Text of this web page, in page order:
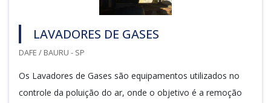
LAVADORES DE GASES
DAFE / BAURU - SP
Os Lavadores de Gases são equipamentos utilizados no
controle da poluição do ar, onde o objetivo é a remoção